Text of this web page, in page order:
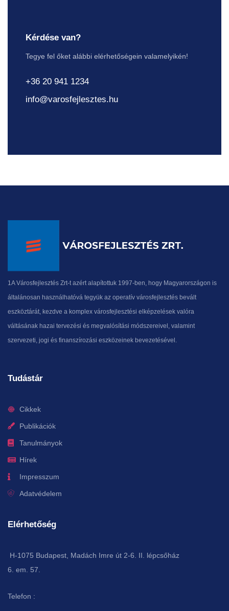
Kérdése van?
Tegye fel őket alábbi elérhetőségein valamelyikén!
+36 20 941 1234
info@varosfejlesztes.hu
1A Városfejlesztés Zrt-t azért alapítottuk 1997-ben, hogy Magyarországon is
általánosan használhatóvá tegyük az operatív városfejlesztés bevált
eszköztárát, kezdve a komplex városfejlesztési elképzelések valóra
váltásának hazai tervezési és megvalósítási módszereivel, valamint
szervezeti, jogi és finanszírozási eszközeinek bevezetésével.
Tudástár
Cikkek
Publikációk
Tanulmányok
Hírek
Impresszum
Adatvédelem
Elérhetőség
H-1075 Budapest, Madách Imre út 2-6. II. lépcsőház
6. em. 57.
Telefon :